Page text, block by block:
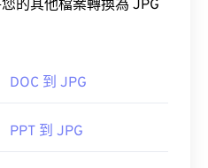
更易壓縮的檔案格式。
其他檔案轉換為 JPG
DOC 到 JPG
PPT 到 JPG